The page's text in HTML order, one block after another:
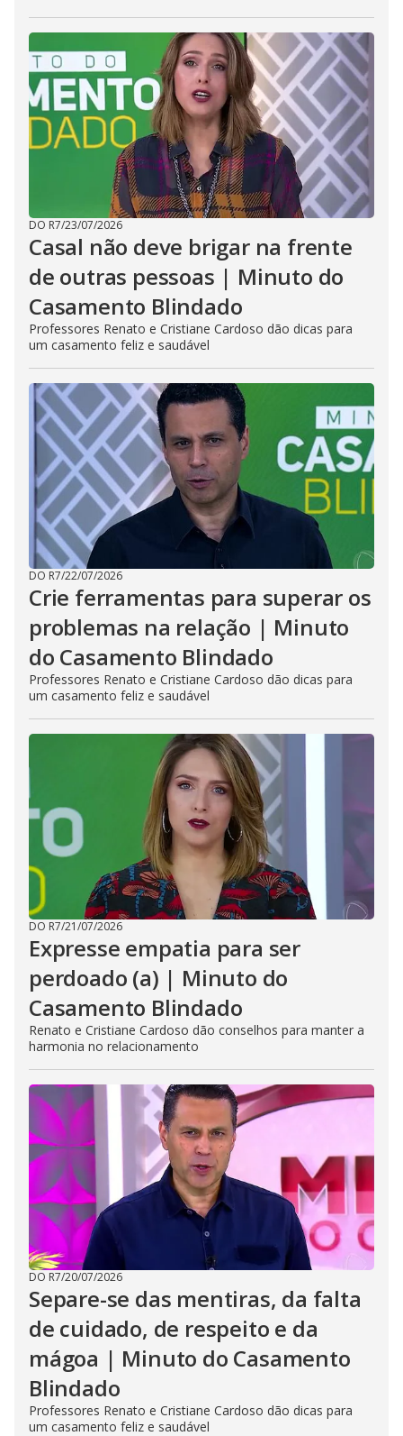
DO R7/23/07/2026
Casal não deve brigar na frente
de outras pessoas | Minuto do
Casamento Blindado
Professores Renato e Cristiane Cardoso dão dicas para
um casamento feliz e saudável
DO R7/22/07/2026
Crie ferramentas para superar os
problemas na relação | Minuto
do Casamento Blindado
Professores Renato e Cristiane Cardoso dão dicas para
um casamento feliz e saudável
DO R7/21/07/2026
Expresse empatia para ser
perdoado (a) | Minuto do
Casamento Blindado
Renato e Cristiane Cardoso dão conselhos para manter a
harmonia no relacionamento
DO R7/20/07/2026
Separe-se das mentiras, da falta
de cuidado, de respeito e da
mágoa | Minuto do Casamento
Blindado
Professores Renato e Cristiane Cardoso dão dicas para
um casamento feliz e saudável